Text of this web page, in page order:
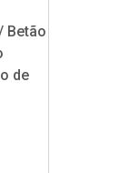
Betão
de